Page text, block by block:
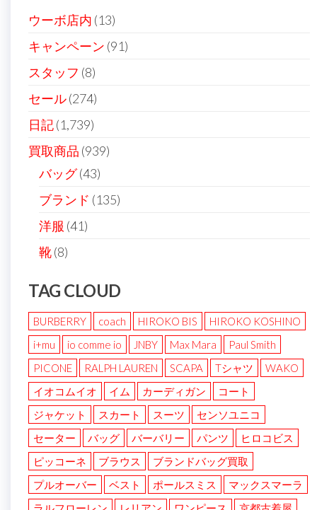
ョ
ン
ウーボ店内 (13)
キャンペーン (91)
スタッフ (8)
セール(274)
日記(1,739)
買取商品 (939)
バッグ(43)
ブランド (135)
洋服 (41)
靴(8)
TAG CLOUD
BURBERRY coach HIROKO BIS
HIROKO KOSHINO
i+mu
io comme io JNBY Max Mara
Paul Smith
PICONE
RALPH LAUREN SCAPA Tシャツ
WAKO
イオコムイオ
イム カーディガン
コート
ジャケット
スカート スーツ
センソユニコ
セーター
バッグ バーバリー パンツ
ヒロコビス
ピッコーネ
ブラウス
ブランドバッグ買取
プルオーバー
ベスト ポールスミス
マックスマーラ